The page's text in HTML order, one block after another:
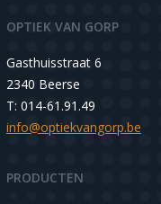
OPTIEK VAN GORP
Gasthuisstraat 6
2340 Beerse
T: 014-61.91.49
info@optiekvangorp.be
PRODUCTEN